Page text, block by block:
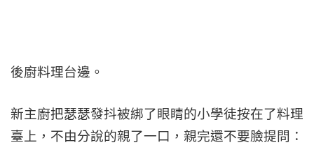
後廚料理台邊。
新主廚把瑟瑟發抖被綁了眼睛的小學徒按在了料理
臺上，不由分說的親了一口，親完還不要臉提問：